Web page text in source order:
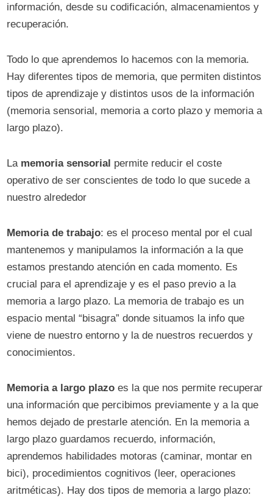
información, desde su codificación, almacenamientos y
recuperación.
Todo lo que aprendemos lo hacemos con la memoria.
Hay diferentes tipos de memoria, que permiten distintos
tipos de aprendizaje y distintos usos de la información
(memoria sensorial, memoria a corto plazo y memoria a
largo plazo).
La memoria sensorial permite reducir el coste
operativo de ser conscientes de todo lo que sucede a
nuestro alrededor
Memoria de trabajo: es el proceso mental por el cual
mantenemos y manipulamos la información a la que
estamos prestando atención en cada momento. Es
crucial para el aprendizaje y es el paso previo a la
memoria a largo plazo. La memoria de trabajo es un
espacio mental “bisagra” donde situamos la info que
viene de nuestro entorno y la de nuestros recuerdos y
conocimientos.
Memoria a largo plazo es la que nos permite recuperar
una información que percibimos previamente y a la que
hemos dejado de prestarle atención. En la memoria a
largo plazo guardamos recuerdo, información,
aprendemos habilidades motoras (caminar, montar en
bici), procedimientos cognitivos (leer, operaciones
aritméticas). Hay dos tipos de memoria a largo plazo: